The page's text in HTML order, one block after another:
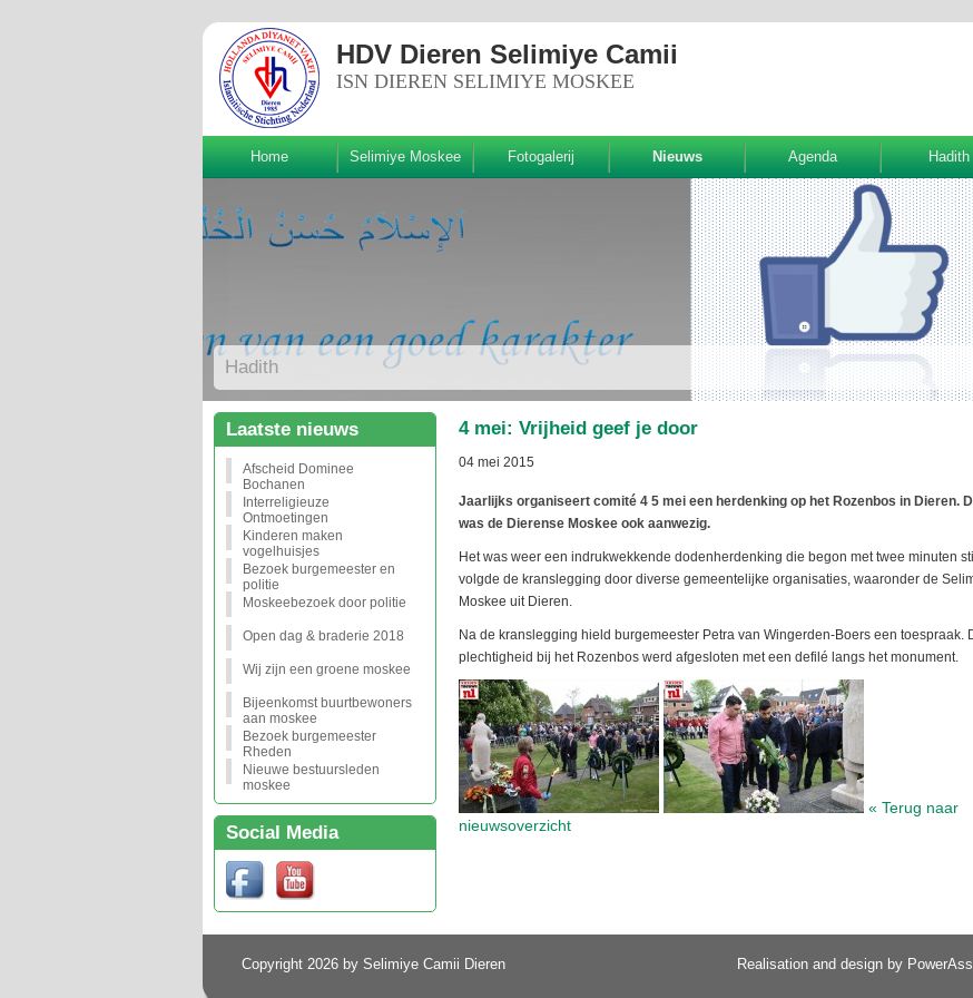
HDV Dieren Selimiye Camii
ISN DIEREN SELIMIYE MOSKEE
Home Selimiye Moskee Fotogalerij Nieuws Agenda Hadith
Hadith
Laatste nieuws
Afscheid Dominee
Bochanen
Interreligieuze
Ontmoetingen
Kinderen maken
vogelhuisjes
Bezoek burgemeester en
politie
Moskeebezoek door politie
Open dag & braderie 2018
Wij zijn een groene moskee
Bijeenkomst buurtbewoners
aan moskee
Bezoek burgemeester
Rheden
Nieuwe bestuursleden
moskee
Social Media
4 mei: Vrijheid geef je door
04 mei 2015
Jaarlijks organiseert comité 4 5 mei een herdenking op het Rozenbos in Dieren.
was de Dierense Moskee ook aanwezig.
Het was weer een indrukwekkende dodenherdenking die begon met twee minuten
volgde de kranslegging door diverse gemeentelijke organisaties, waaronder de
Moskee uit Dieren.
Na de kranslegging hield burgemeester Petra van Wingerden-Boers een toespraak.
plechtigheid bij het Rozenbos werd afgesloten met een defilé langs het monument.
« Terug naar
nieuwsoverzicht
Copyright 2026 by Selimiye Camii Dieren Realisation and design by